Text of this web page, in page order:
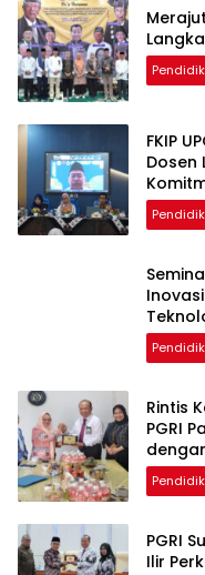
FKIP
Dosen
Digital
Pakar
Rintis
PGRI
PGRI
Ilir